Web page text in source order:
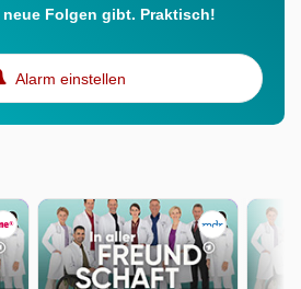
neue Folgen gibt. Praktisch!
Alarm einstellen